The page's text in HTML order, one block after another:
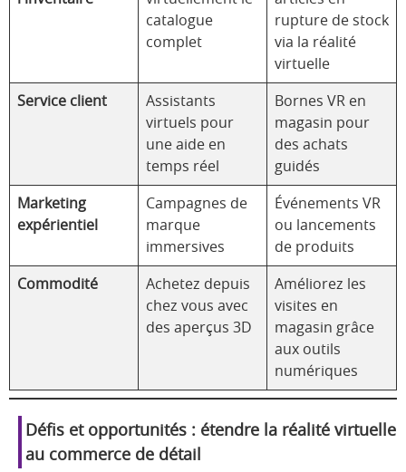
catalogue
complet
rupture de stock
via la réalité
virtuelle
Service client
Assistants
virtuels pour
une aide en
temps réel
Bornes VR en
magasin pour
des achats
guidés
Marketing
expérientiel
Campagnes de
marque
immersives
Événements VR
ou lancements
de produits
Commodité
Achetez depuis
chez vous avec
des aperçus 3D
Améliorez les
visites en
magasin grâce
aux outils
numériques
Défis et opportunités : étendre la réalité virtuelle
au commerce de détail